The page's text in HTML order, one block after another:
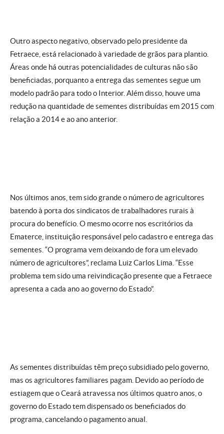
Outro aspecto negativo, observado pelo presidente da
Fetraece, está relacionado à variedade de grãos para plantio.
Áreas onde há outras potencialidades de culturas não são
beneficiadas, porquanto a entrega das sementes segue um
modelo padrão para todo o Interior. Além disso, houve uma
redução na quantidade de sementes distribuídas em 2015 com
relação a 2014 e ao ano anterior.
Nos últimos anos, tem sido grande o número de agricultores
batendo à porta dos sindicatos de trabalhadores rurais à
procura do benefício. O mesmo ocorre nos escritórios da
Ematerce, instituição responsável pelo cadastro e entrega das
sementes. “O programa vem deixando de fora um elevado
número de agricultores”, reclama Luiz Carlos Lima. “Esse
problema tem sido uma reivindicação presente que a Fetraece
apresenta a cada ano ao governo do Estado”.
As sementes distribuídas têm preço subsidiado pelo governo,
mas os agricultores familiares pagam. Devido ao período de
estiagem que o Ceará atravessa nos últimos quatro anos, o
governo do Estado tem dispensado os beneficiados do
programa, cancelando o pagamento anual.